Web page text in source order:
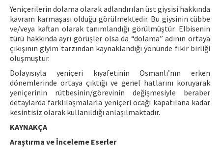
Yeniçerilerin dolama olarak adlandırılan üst giysisi hakkında
kavram karmaşası olduğu görülmektedir. Bu giysinin cübbe
ve/veya kaftan olarak tanımlandığı görülmüştür. Elbisenin
türü hakkında ayrı görüşler olsa da “dolama” adının ortaya
çıkışının giyim tarzından kaynaklandığı yönünde fikir birliği
oluşmuştur.
Dolayısıyla yeniçeri kıyafetinin Osmanlı’nın erken
dönemlerinde ortaya çıktığı ve genel hatlarını koruyarak
yeniçerinin rütbesinin/görevinin değişmesiyle beraber
detaylarda farklılaşmalarla yeniçeri ocağı kapatılana kadar
kesintisiz olarak kullanıldığı anlaşılmaktadır.
KAYNAKÇA
Araştırma ve İnceleme Eserler